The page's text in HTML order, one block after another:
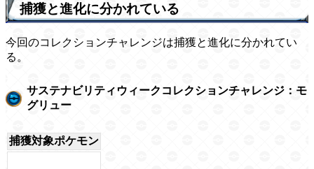
捕獲と進化に分かれている
今回のコレクションチャレンジは捕獲と進化に分かれてい
る。
サステナビリティウィークコレクションチャレンジ：モ
グリュー
捕獲対象ポケモン